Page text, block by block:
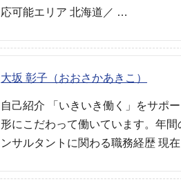
応可能エリア 北海道／ …
大坂 彰子（おおさかあきこ）
自己紹介 「いきいき働く」をサポ
形にこだわって働いています。年
ンサルタントに関わる職務経歴 現